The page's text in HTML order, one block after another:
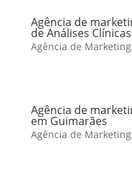
Agência de
de Análises
Agência de
Agência de
em Guimarães
Agência de